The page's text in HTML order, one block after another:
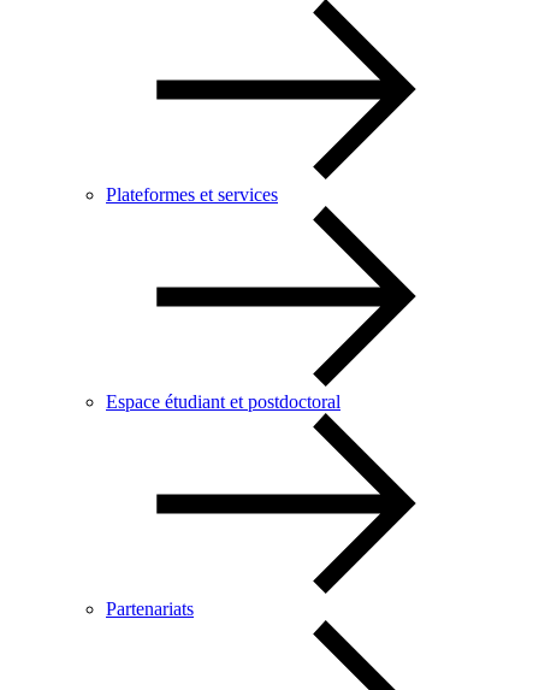
Plateformes et services
Espace étudiant et postdoctoral
Partenariats